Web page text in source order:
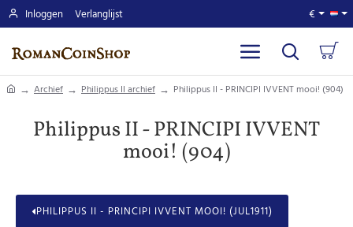
Inloggen Verlanglijst €
homeArchief Philippus II archief Philippus II - PRINCIPI IVVENT mooi! (904)
Philippus II - PRINCIPI IVVENT
mooi! (904)
PHILIPPUS II - PRINCIPI IVVENT MOOI! (JUL1911)